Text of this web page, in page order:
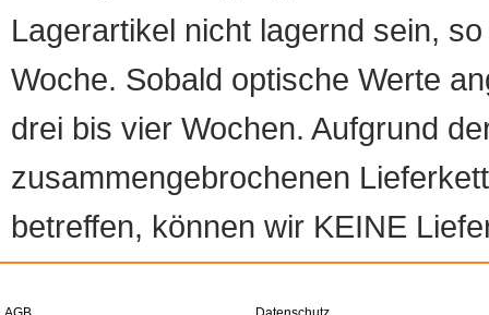
Lagerartikel nicht lagernd sein,
Woche. Sobald optische Werte
drei bis vier Wochen. Aufgrund
zusammengebrochenen
betreffen, können wir KEINE